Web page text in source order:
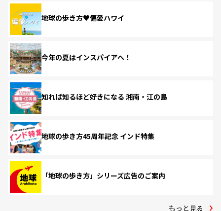
地球の歩き方♥偏愛ハワイ
今年の夏はインスパイアへ！
知れば知るほど好きになる 湘南・江の島
地球の歩き方45周年記念 インド特集
「地球の歩き方」シリーズ広告のご案内
もっと見る